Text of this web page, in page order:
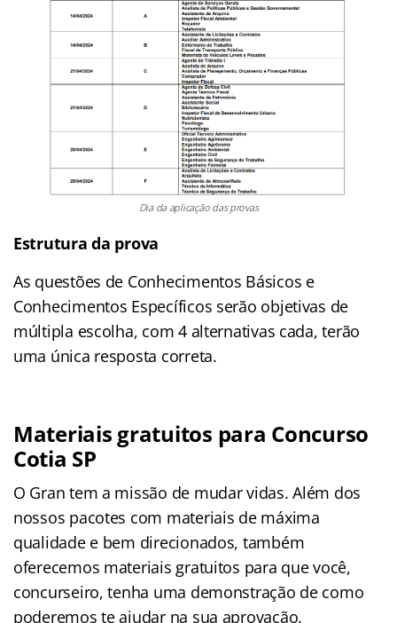
Dia da aplicação das provas
Estrutura da prova
As questões de Conhecimentos Básicos e
Conhecimentos Específicos serão objetivas de
múltipla escolha, com 4 alternativas cada, terão
uma única resposta correta.
Materiais gratuitos para Concurso
Cotia SP
O Gran tem a missão de mudar vidas. Além dos
nossos pacotes com materiais de máxima
qualidade e bem direcionados, também
oferecemos materiais gratuitos para que você,
concurseiro, tenha uma demonstração de como
poderemos te ajudar na sua aprovação.